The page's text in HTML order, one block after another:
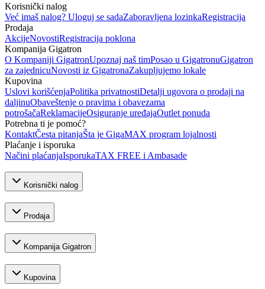
Korisnički nalog
Već imaš nalog? Uloguj se sadaZaboravljena lozinkaRegistracija
Prodaja
AkcijeNovostiRegistracija poklona
Kompanija Gigatron
O Kompaniji GigatronUpoznaj naš timPosao u GigatronuGigatron
za zajednicuNovosti iz GigatronaZakupljujemo lokale
Kupovina
Uslovi korišćenjaPolitika privatnostiDetalji ugovora o prodaji na
daljinuObaveštenje o pravima i obavezama
potrošačaReklamacijeOsiguranje uređajaOutlet ponuda
Potrebna ti je pomoć?
KontaktČesta pitanjaŠta je GigaMAX program lojalnosti
Plaćanje i isporuka
Načini plaćanjaIsporukaTAX FREE i Ambasade
Korisnički nalog
Prodaja
Kompanija Gigatron
Kupovina